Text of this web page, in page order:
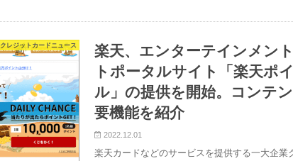
クレジットカードニュース
楽天、エンターテインメン
トポータルサイト「楽天ポ
ル」の提供を開始。コンテ
要機能を紹介
2022.12.01
楽天カードなどのサービスを提供する一大企業